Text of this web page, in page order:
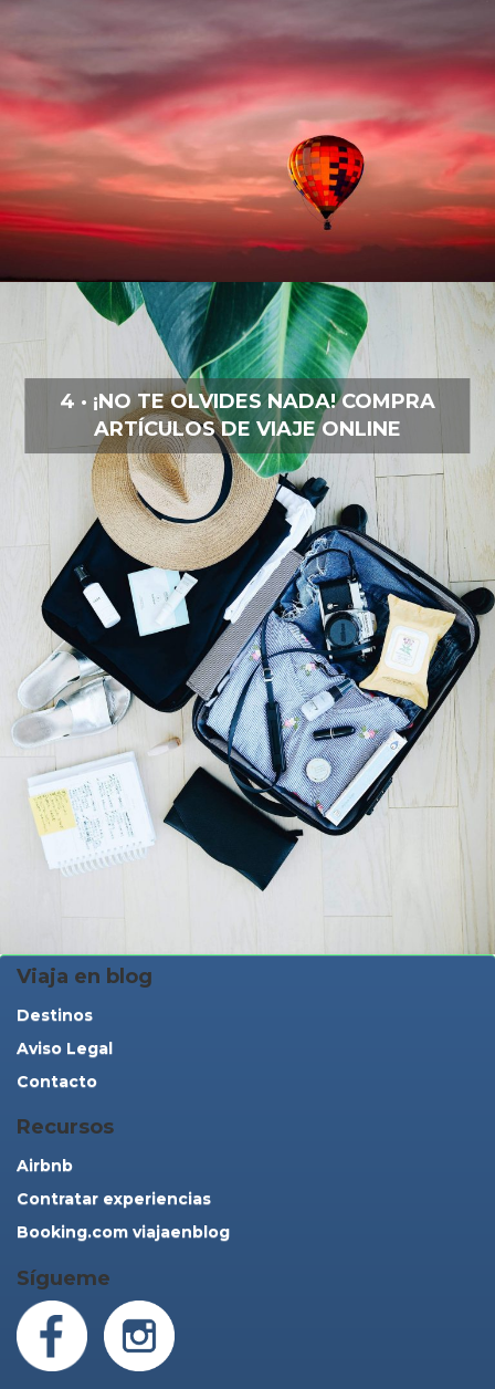
4 · ¡NO TE OLVIDES NADA! COMPRA
ARTÍCULOS DE VIAJE ONLINE
Viaja en blog
Destinos
Aviso Legal
Contacto
Recursos
Airbnb
Contratar experiencias
Booking.com viajaenblog
Sígueme